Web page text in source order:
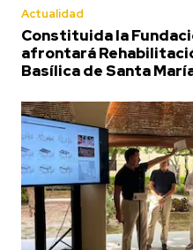
Actualidad
Constituida la
afrontará
Basílica de Santa